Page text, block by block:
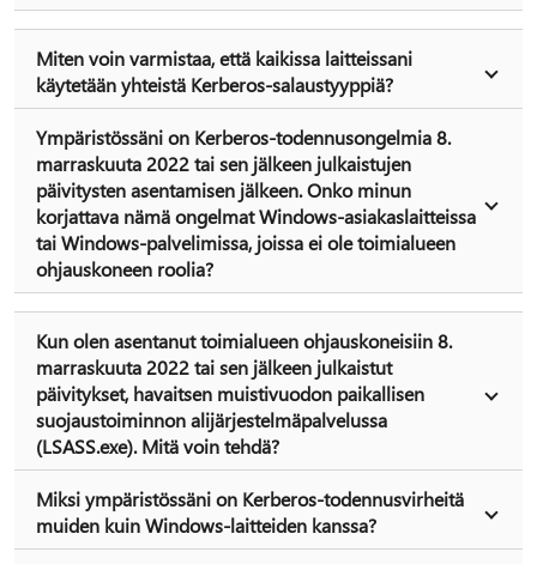
Miten voin varmistaa, että kaikissa laitteissani
käytetään yhteistä Kerberos-salaustyyppiä?
Ympäristössäni on Kerberos-todennusongelmia 8.
marraskuuta 2022 tai sen jälkeen julkaistujen
päivitysten asentamisen jälkeen. Onko minun
korjattava nämä ongelmat Windows-asiakaslaitteissa
tai Windows-palvelimissa, joissa ei ole toimialueen
ohjauskoneen roolia?
Kun olen asentanut toimialueen ohjauskoneisiin 8.
marraskuuta 2022 tai sen jälkeen julkaistut
päivitykset, havaitsen muistivuodon paikallisen
suojaustoiminnon alijärjestelmäpalvelussa
(LSASS.exe). Mitä voin tehdä?
Miksi ympäristössäni on Kerberos-todennusvirheitä
muiden kuin Windows-laitteiden kanssa?